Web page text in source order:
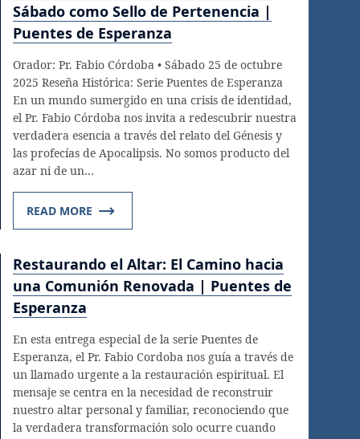
Sábado como Sello de Pertenencia |
Puentes de Esperanza
Orador: Pr. Fabio Córdoba • Sábado 25 de octubre
2025 Reseña Histórica: Serie Puentes de Esperanza
En un mundo sumergido en una crisis de identidad,
el Pr. Fabio Córdoba nos invita a redescubrir nuestra
verdadera esencia a través del relato del Génesis y
las profecías de Apocalipsis. No somos producto del
azar ni de un…
READ MORE
Restaurando el Altar: El Camino hacia
una Comunión Renovada | Puentes de
Esperanza
En esta entrega especial de la serie Puentes de
Esperanza, el Pr. Fabio Cordoba nos guía a través de
un llamado urgente a la restauración espiritual. El
mensaje se centra en la necesidad de reconstruir
nuestro altar personal y familiar, reconociendo que
la verdadera transformación solo ocurre cuando